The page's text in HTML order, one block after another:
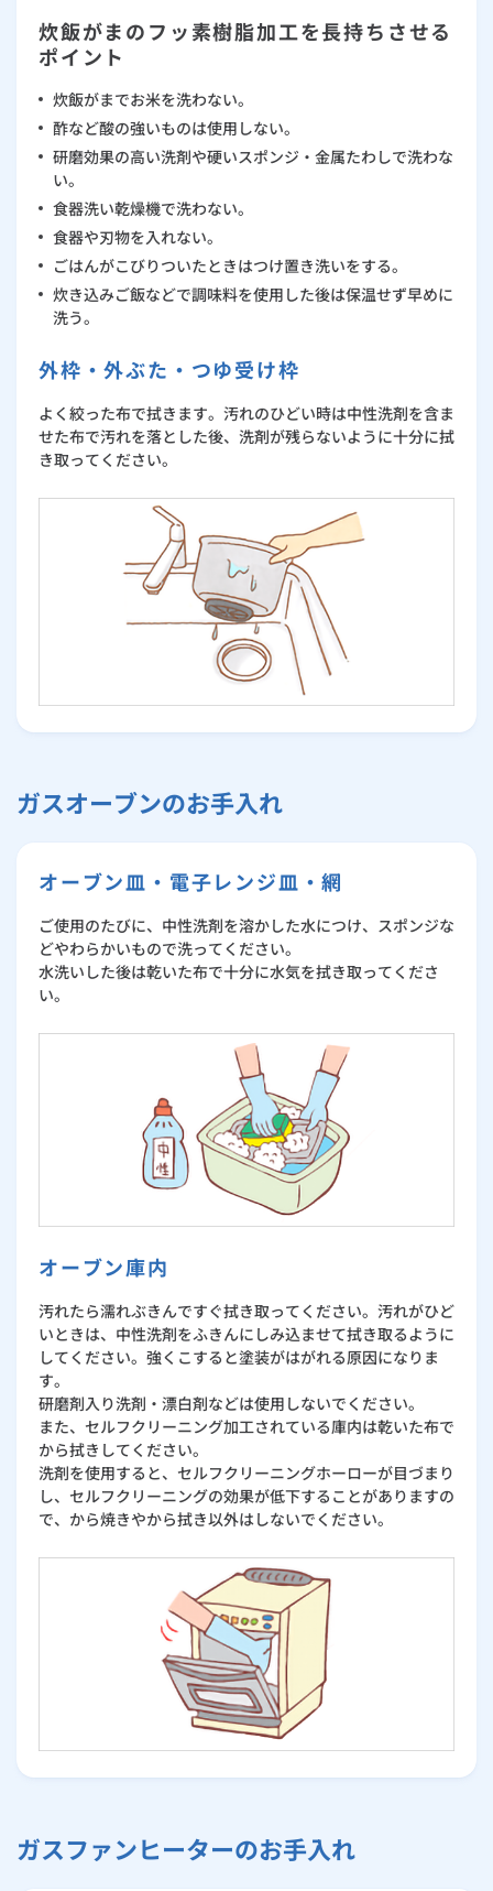
炊飯がまのフッ素樹脂加工を長持ちさせる
ポイント
炊飯がまでお米を洗わない。
酢など酸の強いものは使用しない。
研磨効果の高い洗剤や硬いスポンジ・金属たわしで洗わな
い。
食器洗い乾燥機で洗わない。
食器や刃物を入れない。
ごはんがこびりついたときはつけ置き洗いをする。
炊き込みご飯などで調味料を使用した後は保温せず早めに
洗う。
外枠・外ぶた・つゆ受け枠
よく絞った布で拭きます。汚れのひどい時は中性洗剤を含ま
せた布で汚れを落とした後、洗剤が残らないように十分に拭
き取ってください。
ガスオーブンのお手入れ
オーブン皿・電子レンジ皿・網
ご使用のたびに、中性洗剤を溶かした水につけ、スポンジな
どやわらかいもので洗ってください。
水洗いした後は乾いた布で十分に水気を拭き取ってくださ
い。
オーブン庫内
汚れたら濡れぶきんですぐ拭き取ってください。汚れがひど
いときは、中性洗剤をふきんにしみ込ませて拭き取るように
してください。強くこすると塗装がはがれる原因になりま
す。
研磨剤入り洗剤・漂白剤などは使用しないでください。
また、セルフクリーニング加工されている庫内は乾いた布で
から拭きしてください。
洗剤を使用すると、セルフクリーニングホーローが目づまり
し、セルフクリーニングの効果が低下することがありますの
で、から焼きやから拭き以外はしないでください。
ガスファンヒーターのお手入れ